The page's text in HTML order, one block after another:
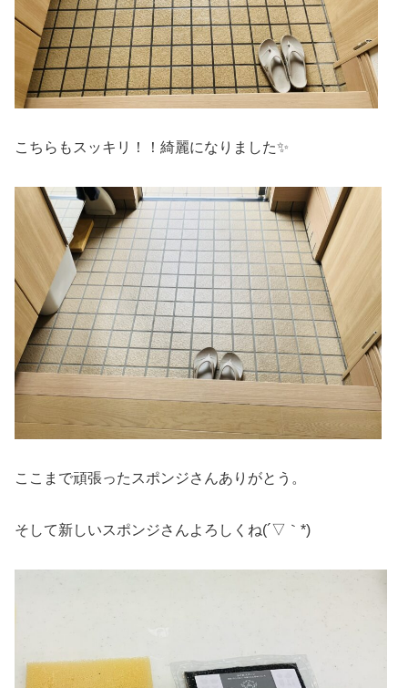
こちらもスッキリ！！綺麗になりました✨
ここまで頑張ったスポンジさんありがとう。
そして新しいスポンジさんよろしくね(´▽｀*)